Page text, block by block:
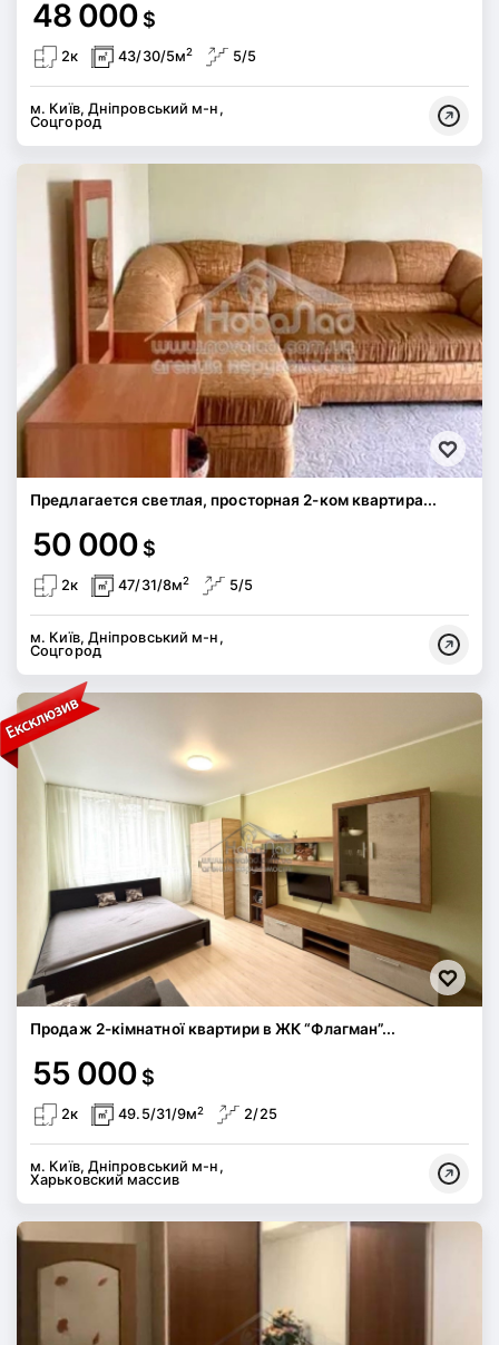
48 000 $
2к 43/30/5м2 5/5
м. Київ, Дніпровський м-н,
Соцгород
Предлагается светлая, просторная 2-ком квартира...
50 000 $
2к 47/31/8м2 5/5
м. Київ, Дніпровський м-н,
Соцгород
Продаж 2-кімнатної квартири в ЖК “Флагман”...
55 000 $
2к 49.5/31/9м2 2/25
м. Київ, Дніпровський м-н,
Харьковский массив